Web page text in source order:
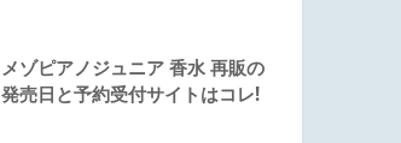
メゾピアノジュニア 香水 再販の
発売日と予約受付サイトはコレ!